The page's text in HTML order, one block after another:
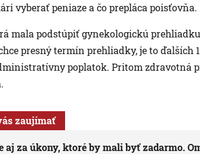
vyberať peniaze a čo prepláca poisťovňa.
mala podstúpiť gynekologickú
presný termín prehliadky, je to ďalších
poplatok. Pritom zdravotná
zaujímať
aj za úkony, ktoré by mali byť zadarmo.